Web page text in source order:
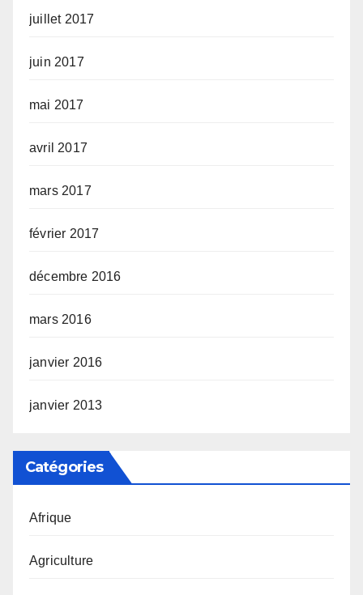
juillet 2017
juin 2017
mai 2017
avril 2017
mars 2017
février 2017
décembre 2016
mars 2016
janvier 2016
janvier 2013
Catégories
Afrique
Agriculture